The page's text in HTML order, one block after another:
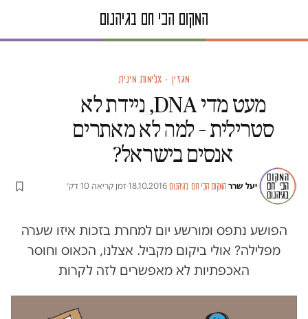
מגזין · אלימות מינית
מעט מדי DNA, ניידת לא
סטרילית – למה לא מאתרים
אנסים בישראל?
יעל שרר·המקום הכי חם בגיהנום·
18.10.2016
·זמן קריאה 10 דק׳
הפושע נתפס ומורשע יום למחרת בזכות איזו שערה
מפלילה? אולי ביקום מקביל. אצלנו, הכאוס וחוסר
האכפתיות לא מאפשרים לזה לקרות